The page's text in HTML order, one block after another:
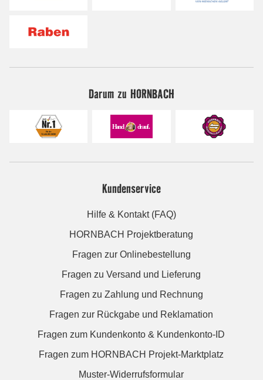
Darum zu HORNBACH
Kundenservice
Hilfe & Kontakt (FAQ)
HORNBACH Projektberatung
Fragen zur Onlinebestellung
Fragen zu Versand und Lieferung
Fragen zu Zahlung und Rechnung
Fragen zur Rückgabe und Reklamation
Fragen zum Kundenkonto & Kundenkonto-ID
Fragen zum HORNBACH Projekt-Marktplatz
Muster-Widerrufsformular